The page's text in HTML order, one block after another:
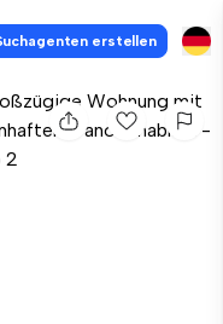
erstellen